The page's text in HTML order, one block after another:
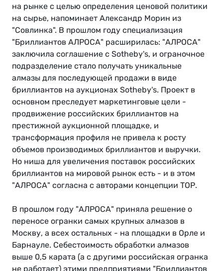
на рынке с целью определения ценовой политики
на сырье, напоминает Александр Морин из
"Совлинка". В прошлом году специализация
"Бриллиантов АЛРОСА" расширилась: "АЛРОСА"
заключила соглашение с Sotheby's, и ограночное
подразделение стало получать уникальные
алмазы для последующей продажи в виде
бриллиантов на аукционах Sotheby's. Проект в
основном преследует маркетинговые цели -
продвижение российских бриллиантов на
престижной аукционной площадке, и
трансформация профиля не привела к росту
объемов производимых бриллиантов и выручки.
Но ниша для увеличения поставок российских
бриллиантов на мировой рынок есть - и в этом
"АЛРОСА" согласна с авторами концепции ТОР.
В прошлом году "АЛРОСА" приняла решение о
переносе огранки самых крупных алмазов в
Москву, а всех остальных - на площадки в Орле и
Барнауле. Себестоимость обработки алмазов
выше 0,5 карата (а с другими российская огранка
не работает) этими предприятиями "Бриллиантов